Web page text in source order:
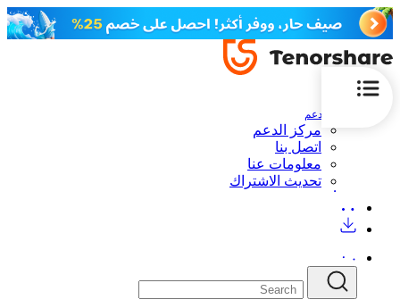
الدعم
مركز الدعم
اتصل بنا
معلومات عنا
تحديث الاشتراك